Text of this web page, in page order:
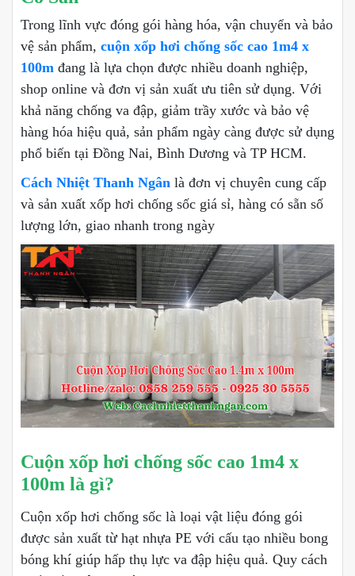
Trong lĩnh vực đóng gói hàng hóa, vận chuyển và bảo
vệ sản phẩm, cuộn xốp hơi chống sốc cao 1m4 x
100m đang là lựa chọn được nhiều doanh nghiệp,
shop online và đơn vị sản xuất ưu tiên sử dụng. Với
khả năng chống va đập, giảm trầy xước và bảo vệ
hàng hóa hiệu quả, sản phẩm ngày càng được sử dụng
phổ biến tại Đồng Nai, Bình Dương và TP HCM.
Cách Nhiệt Thanh Ngân là đơn vị chuyên cung cấp
và sản xuất xốp hơi chống sốc giá sỉ, hàng có sẵn số
lượng lớn, giao nhanh trong ngày
Cuộn xốp hơi chống sốc cao 1m4 x
100m là gì?
Cuộn xốp hơi chống sốc là loại vật liệu đóng gói
được sản xuất từ hạt nhựa PE với cấu tạo nhiều bong
bóng khí giúp hấp thụ lực va đập hiệu quả. Quy cách